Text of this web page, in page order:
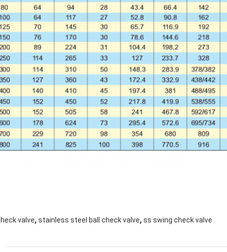
valve, stainless steel ball check valve, ss swing check valve